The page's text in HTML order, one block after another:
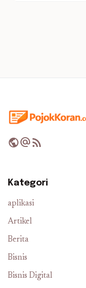
publicalternate_emailrss_feed
Kategori
aplikasi
Artikel
Berita
Bisnis
Bisnis Digital